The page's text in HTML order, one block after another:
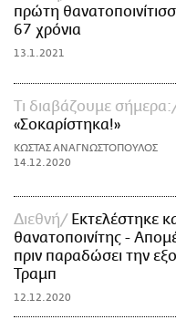
πρώτη
67 χρόνια
13.1.2021
Τι διαβάζουμε σήμερα:
«Σοκαρίστηκα!»
ΚΩΣΤΑΣ ΑΝΑΓΝΩΣΤΟΠΟΥΛΟΣ
14.12.2020
Διεθνή
Εκτελέστηκε
θανατοποινίτης -
πριν παραδώσει την
Τραμπ
12.12.2020